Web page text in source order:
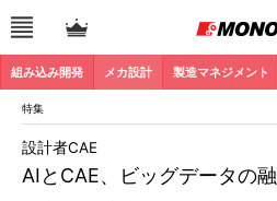
組み込み開発 メカ設計 製造マネジメント
特集
AIとCAE、ビッグデータの
設計者CAE